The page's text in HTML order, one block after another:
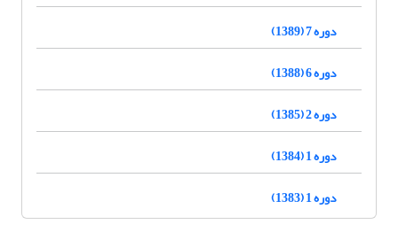
دوره 7 (1389)
دوره 6 (1388)
دوره 2 (1385)
دوره 1 (1384)
دوره 1 (1383)